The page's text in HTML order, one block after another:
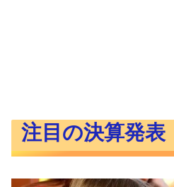
注目の決算発表